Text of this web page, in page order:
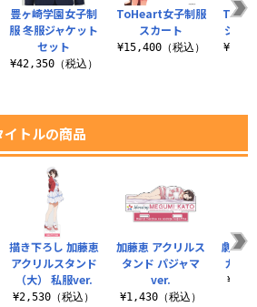
豊ヶ崎学園女子制
服 冬服ジャケット
セット
¥42,350（税込）
ToHeart女子制服
スカート
¥15,400（税込）
ジャ
トルの商品
描き下ろし 加藤恵
アクリルスタンド
（大） 私服ver.
¥2,530（税込）
加藤恵 アクリルス
タンド パジャマ
ver.
¥1,430（税込）
劇場版
カラ